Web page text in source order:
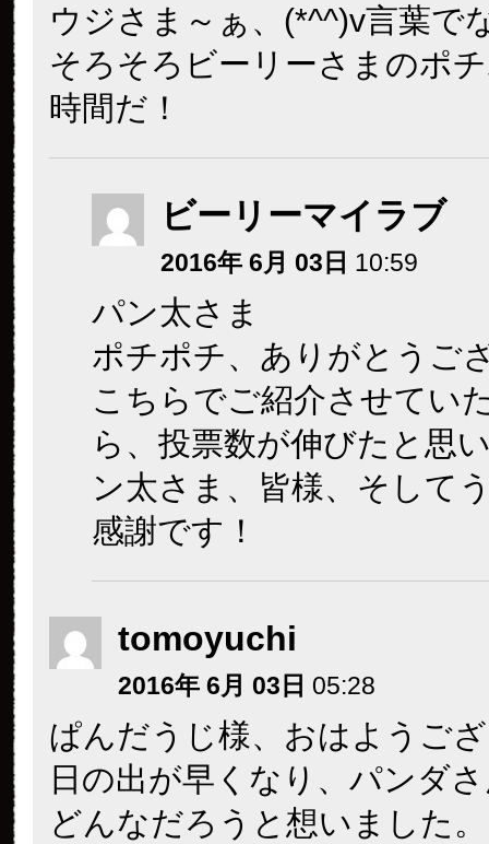
ウジさま～ぁ、(*^^)v言葉で
そろそろビーリーさまのポ
時間だ！
ビーリーマイラブ
2016年 6月 03日 10:59
パン太さま
ポチポチ、ありがとうご
こちらでご紹介させてい
ら、投票数が伸びたと思
ン太さま、皆様、そして
感謝です！
tomoyuchi
2016年 6月 03日 05:28
ぱんだうじ様、おはようご
日の出が早くなり、パンダ
どんなだろうと想いました